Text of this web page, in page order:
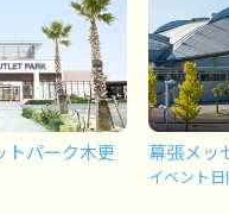
トパーク木更
幕張メッ
イベント